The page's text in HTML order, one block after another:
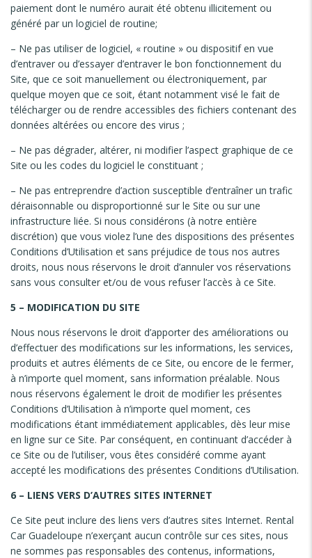
paiement dont le numéro aurait été obtenu illicitement ou
généré par un logiciel de routine;
– Ne pas utiliser de logiciel, « routine » ou dispositif en vue
d’entraver ou d’essayer d’entraver le bon fonctionnement du
Site, que ce soit manuellement ou électroniquement, par
quelque moyen que ce soit, étant notamment visé le fait de
télécharger ou de rendre accessibles des fichiers contenant des
données altérées ou encore des virus ;
– Ne pas dégrader, altérer, ni modifier l’aspect graphique de ce
Site ou les codes du logiciel le constituant ;
– Ne pas entreprendre d’action susceptible d’entraîner un trafic
déraisonnable ou disproportionné sur le Site ou sur une
infrastructure liée. Si nous considérons (à notre entière
discrétion) que vous violez l’une des dispositions des présentes
Conditions d’Utilisation et sans préjudice de tous nos autres
droits, nous nous réservons le droit d’annuler vos réservations
sans vous consulter et/ou de vous refuser l’accès à ce Site.
5 – MODIFICATION DU SITE
Nous nous réservons le droit d’apporter des améliorations ou
d’effectuer des modifications sur les informations, les services,
produits et autres éléments de ce Site, ou encore de le fermer,
à n’importe quel moment, sans information préalable. Nous
nous réservons également le droit de modifier les présentes
Conditions d’Utilisation à n’importe quel moment, ces
modifications étant immédiatement applicables, dès leur mise
en ligne sur ce Site. Par conséquent, en continuant d’accéder à
ce Site ou de l’utiliser, vous êtes considéré comme ayant
accepté les modifications des présentes Conditions d’Utilisation.
6 – LIENS VERS D’AUTRES SITES INTERNET
Ce Site peut inclure des liens vers d’autres sites Internet. Rental
Car Guadeloupe n’exerçant aucun contrôle sur ces sites, nous
ne sommes pas responsables des contenus, informations,